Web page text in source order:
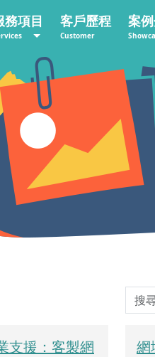
務項目 客戶歷程
Customer
案
支援：客製網
網